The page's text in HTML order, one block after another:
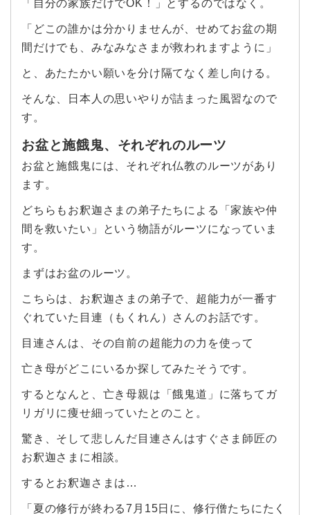
「自分の家族だけでOK！」とするのではなく。
「どこの誰かは分かりませんが、せめてお盆の期
間だけでも、みなみなさまが救われますように」
と、あたたかい願いを分け隔てなく差し向ける。
そんな、日本人の思いやりが詰まった風習なので
す。
お盆と施餓鬼、それぞれのルーツ
お盆と施餓鬼には、それぞれ仏教のルーツがあり
ます。
どちらもお釈迦さまの弟子たちによる「家族や仲
間を救いたい」という物語がルーツになっていま
す。
まずはお盆のルーツ。
こちらは、お釈迦さまの弟子で、超能力が一番す
ぐれていた目連（もくれん）さんのお話です。
目連さんは、その自前の超能力の力を使って
亡き母がどこにいるか探してみたそうです。
するとなんと、亡き母親は「餓鬼道」に落ちてガ
リガリに痩せ細っていたとのこと。
驚き、そして悲しんだ目連さんはすぐさま師匠の
お釈迦さまに相談。
するとお釈迦さまは…
「夏の修行が終わる7月15日に、修行僧たちにたく